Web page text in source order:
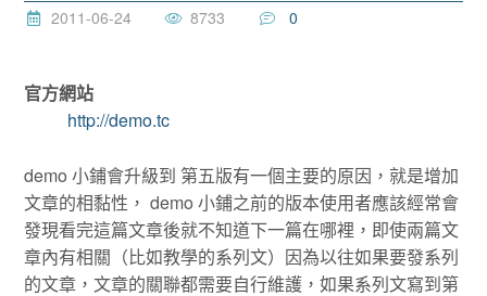
2011-06-24 8733 0
官方網站
http://demo.tc
demo 小鋪會升級到 第五版有一個主要的原因，就是增加
文章的相黏性， demo 小鋪之前的版本使用者應該經常會
發現看完這篇文章後就不知道下一篇在哪裡，即使兩篇文
章內有相關（比如教學的系列文）因為以往如果要發系列
的文章，文章的關聯都需要自行維護，如果系列文寫到第